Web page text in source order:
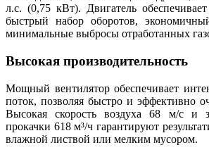
л.с. (0,75 кВт). Двигатель
быстрый набор оборотов,
минимальные выбросы отработанных
Высокая производительность
Мощный вентилятор обеспечивает
поток, позволяя быстро и эффективно
Высокая скорость воздуха 68 м/с и
прокачки 618 м³/ч гарантируют
влажной листвой или мелким мусором.